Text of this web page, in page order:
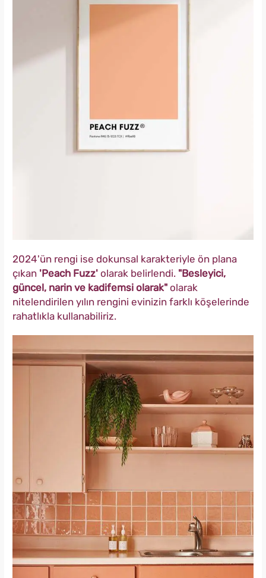
2024'ün rengi ise dokunsal karakteriyle ön plana
çıkan 'Peach Fuzz' olarak belirlendi. "Besleyici,
güncel, narin ve kadifemsi olarak" olarak
nitelendirilen yılın rengini evinizin farklı köşelerinde
rahatlıkla kullanabiliriz.